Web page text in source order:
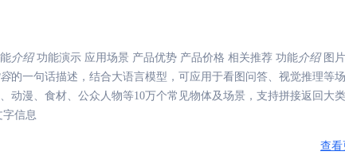
介绍功能演示 应用场景 产品优势 产品价格 相关推荐 功能介绍图
的一句话描述，结合大语言模型，可应用于看图问答、视觉推理等
动漫、食材、公众人物等10万个常见物体及场景，支持拼接返回大
信息
查看